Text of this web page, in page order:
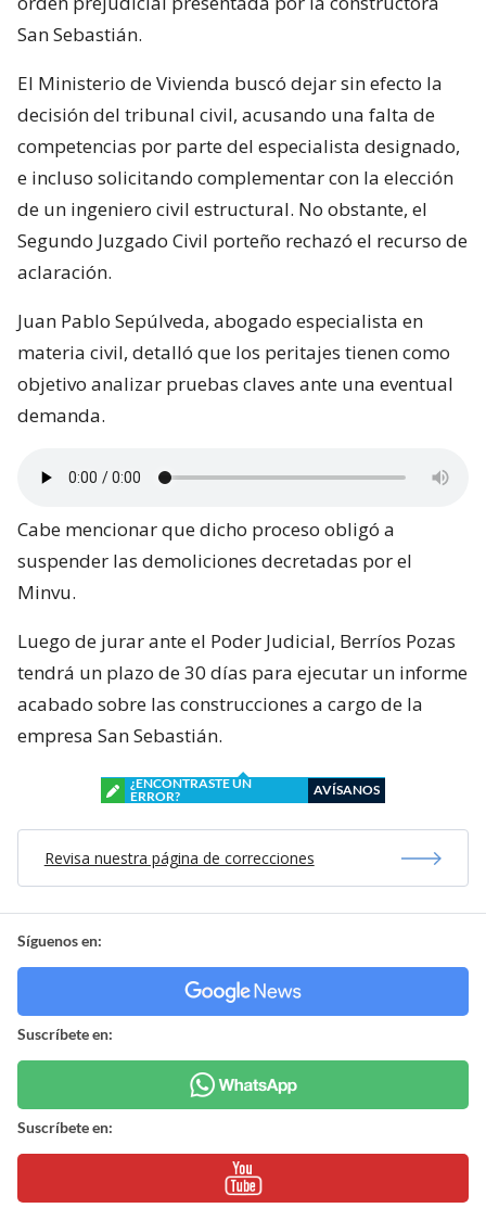
San Sebastián.
El Ministerio de Vivienda buscó dejar sin efecto la
decisión del tribunal civil, acusando una falta de
competencias por parte del especialista designado,
e incluso solicitando complementar con la elección
de un ingeniero civil estructural. No obstante, el
Segundo Juzgado Civil porteño rechazó el recurso de
aclaración.
Juan Pablo Sepúlveda, abogado especialista en
materia civil, detalló que los peritajes tienen como
objetivo analizar pruebas claves ante una eventual
demanda.
Cabe mencionar que dicho proceso obligó a
suspender las demoliciones decretadas por el
Minvu.
Luego de jurar ante el Poder Judicial, Berríos Pozas
tendrá un plazo de 30 días para ejecutar un informe
acabado sobre las construcciones a cargo de la
empresa San Sebastián.
¿ENCONTRASTE UN
ERROR?
AVÍSANOS
Revisa nuestra página de correcciones
Síguenos en:
Suscríbete en:
Suscríbete en: